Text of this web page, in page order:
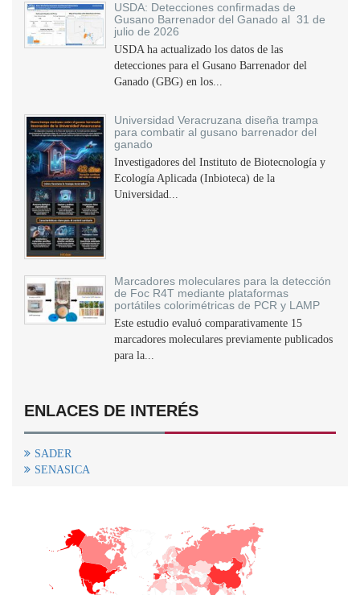
USDA: Detecciones confirmadas de
Gusano Barrenador del Ganado al 31 de
julio de 2026
USDA ha actualizado los datos de las
detecciones para el Gusano Barrenador del
Ganado (GBG) en los...
Universidad Veracruzana diseña trampa
para combatir al gusano barrenador del
ganado
Investigadores del Instituto de Biotecnología y
Ecología Aplicada (Inbioteca) de la
Universidad...
Marcadores moleculares para la detección
de Foc R4T mediante plataformas
portátiles colorimétricas de PCR y LAMP
Este estudio evaluó comparativamente 15
marcadores moleculares previamente publicados
para la...
ENLACES DE INTERÉS
SADER
SENASICA